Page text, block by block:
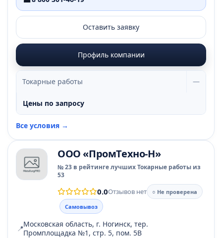
Оставить заявку
Профиль компании
Токарные работы —
Цены по запросу
Все условия →
ООО «ПромТехно-Н»
№ 23 в рейтинге лучших Токарные работы из
53
0.0Отзывов нет
○ Не проверена
Самовывоз
📍Московская область, г. Ногинск, тер.
Промплощадка №1, стр. 5, пом. 5В